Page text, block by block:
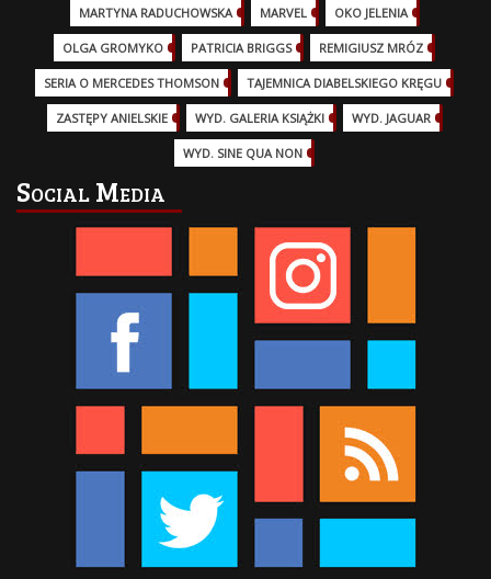
MARTYNA RADUCHOWSKA MARVEL (32)OKO JELENIA
OLGA GROMYKO PATRICIA BRIGGS (12)REMIGIUSZ MRÓZ
SERIA O MERCEDES THOMSON (11)TAJEMNICA DIABELSKIEGO KRĘGU
ZASTĘPY ANIELSKIE WYD. GALERIA KSIĄŻKI WYD. JAGUAR
WYD. SINE QUA NON
Social Media